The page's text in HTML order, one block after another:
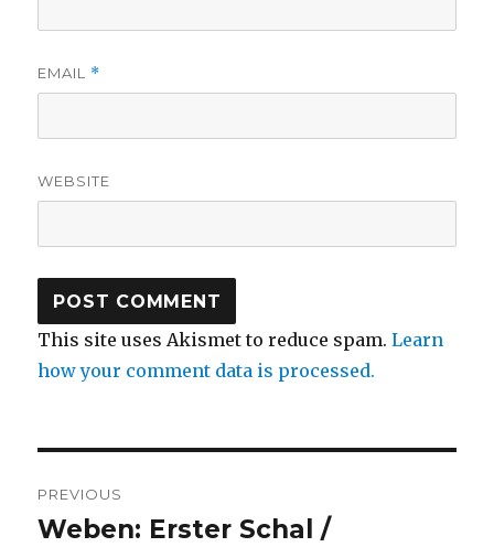
EMAIL *
WEBSITE
This site uses Akismet to reduce spam.Learn
how your comment data is processed.
navigation
PREVIOUS
Previous
Weben: Erster Schal /